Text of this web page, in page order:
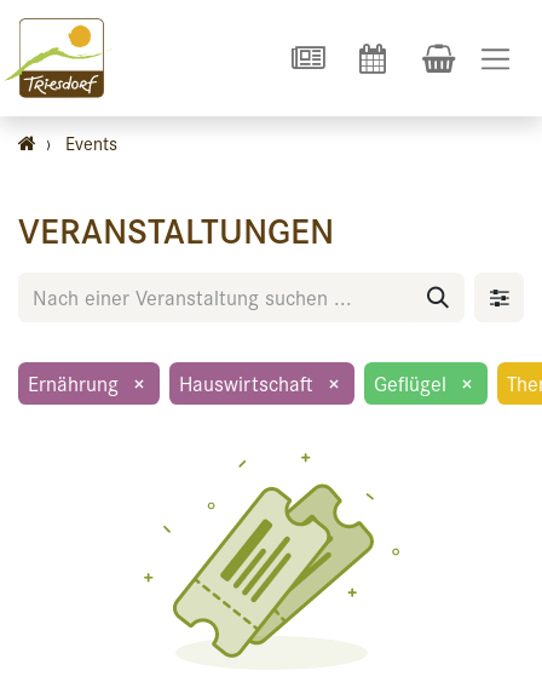
› Events
VERANSTALTUNGEN
Ernährung × Hauswirtschaft × Geflügel ×